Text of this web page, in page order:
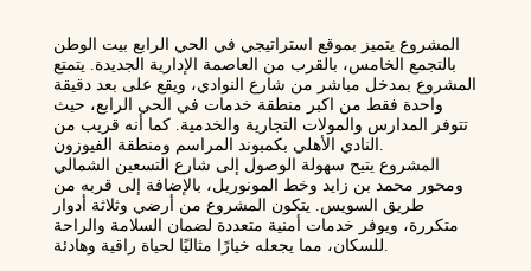
المشروع يتميز بموقع استراتيجي في الحي الرابع بيت الوطن
بالتجمع الخامس، بالقرب من العاصمة الإدارية الجديدة. يتمتع
المشروع بمدخل مباشر من شارع النوادي، ويقع على بعد دقيقة
واحدة فقط من اكبر منطقة خدمات في الحي الرابع، حيث
تتوفر المدارس والمولات التجارية والخدمية. كما أنه قريب من
المشروع يتيح سهولة الوصول إلى شارع التسعين الشمالي
ومحور محمد بن زايد وخط المونوريل، بالإضافة إلى قربه من
طريق السويس. يتكون المشروع من أرضي وثلاثة أدوار
متكررة، ويوفر خدمات أمنية متعددة لضمان السلامة والراحة